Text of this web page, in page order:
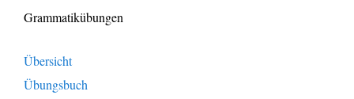
Grammatikübungen
Übersicht
Übungsbuch